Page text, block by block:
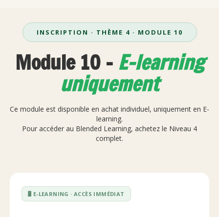
INSCRIPTION · THÈME 4 · MODULE 10
Module 10 - E-learning
uniquement
Ce module est disponible en achat individuel, uniquement en E-
learning.
Pour accéder au Blended Learning, achetez le Niveau 4
complet.
🖥️ E-LEARNING · ACCÈS IMMÉDIAT